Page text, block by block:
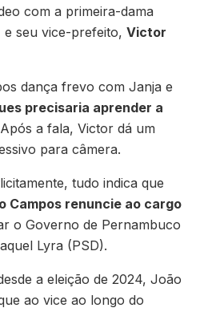
com a primeira-dama
e seu vice-prefeito, Victor
dança frevo com Janja e
precisaria aprender a
a fala, Victor dá um
para câmera.
tudo indica que
Campos renuncie ao cargo
o Governo de Pernambuco
Lyra (PSD).
a eleição de 2024, João
ao vice ao longo do